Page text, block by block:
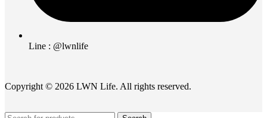
Line : @lwnlife
Copyright © 2026 LWN Life. All rights reserved.